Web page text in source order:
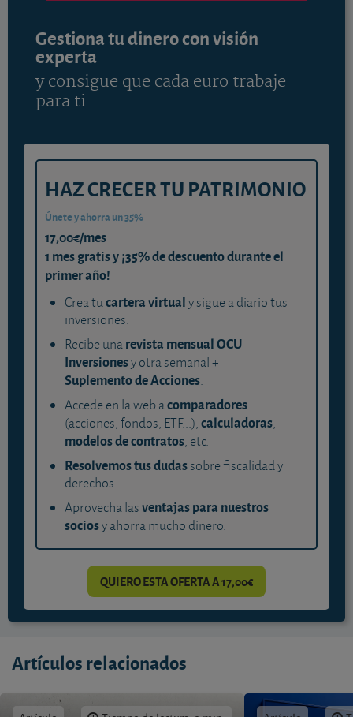
Gestiona tu dinero con visión
experta
y consigue que cada euro trabaje
para ti
HAZ CRECER TU PATRIMONIO
Únete y ahorra un 35%
17,00€/mes
1 mes gratis y ¡35% de descuento durante el
primer año!
Crea tucartera virtualy sigue a diario tus
inversiones.
Recibe unarevista mensual OCU
Inversionesy otra semanal +
Suplemento de Acciones.
Accede en la web acomparadores
(acciones, fondos, ETF...),calculadoras,
modelos de contratos, etc.
Resolvemos tus dudassobre fiscalidad y
derechos.
Aprovecha lasventajas para nuestros
sociosy ahorra mucho dinero.
QUIERO ESTA OFERTA A 17,00€
Artículos relacionados